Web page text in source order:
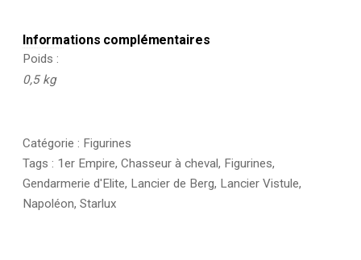
Informations complémentaires
Poids
0,5 kg
Catégorie : Figurines
Tags : 1er Empire, Chasseur à cheval, Figurines,
Gendarmerie d'Elite, Lancier de Berg, Lancier Vistule,
Napoléon, Starlux